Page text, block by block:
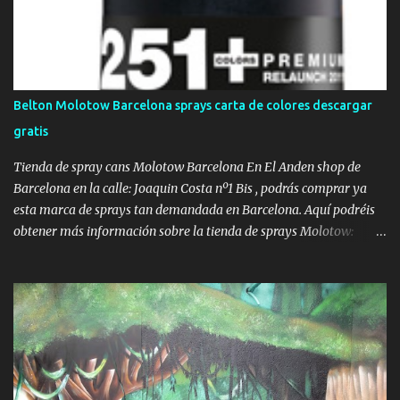
intervenciones no solo aportan valor estético, sino que tienen un
impacto real en la percepción del entorno urbano, fomentando el
respeto por los espacios intervenidos. En el trabajo que mostramos
aquí, se pintó completamente una puerta metálica de garaje, así
como las paredes laterales del parking. El diseño combina un
paisaje tropical con un coche clásico , creando una escena
envolvente que invita a mirar y disfru...
Belton Molotow Barcelona sprays carta de colores descargar
gratis
Tienda de spray cans Molotow Barcelona En El Anden shop de
Barcelona en la calle: Joaquin Costa nº1 Bis , podrás comprar ya
esta marca de sprays tan demandada en Barcelona. Aquí podréis
obtener más información sobre la tienda de sprays Molotow:
Desde 1996 Molotow ga desarrollado infinidad de tecnologías
innovadoras para la máxima perfección de la aplicación de la
pintura. molotow ha sido diseñado por los mejores artistas
urbanos para ofrecer los mejores resultados a los propios artistas.
La gama de Molotow PREMIUM ha revolucionado la tecnología